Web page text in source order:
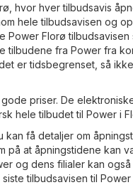
hvor hver tilbudsavis
hele tilbudsavisen og
Power Florø tilbudsavisen
tilbudene fra Power fra
er tidsbegrenset, så
priser. De
hele tilbudet til Power i
kan få detaljer om
på at åpningstidene kan
og dens filialer kan også
tilbudsavisen til Power